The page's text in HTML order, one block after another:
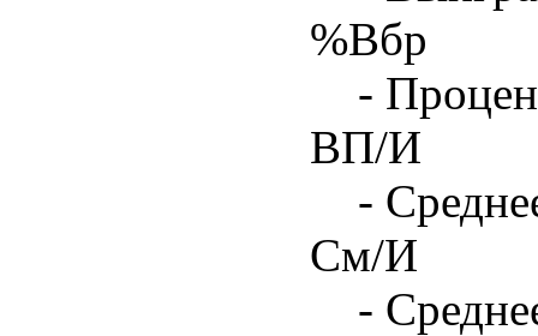
%Вбр
-
ВП/И
-
См/И
-